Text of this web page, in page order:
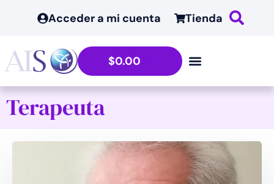
Acceder a mi cuenta Tienda
$0.00
Terapeuta